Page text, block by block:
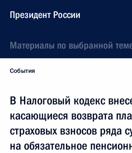
Президент России
Материалы по выбранной
События
В Налоговый кодекс
касающиеся возврата
страховых взносов ряда
на обязательное